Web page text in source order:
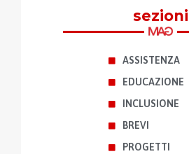
sezioni
ASSISTENZA
EDUCAZIONE
INCLUSIONE
BREVI
PROGETTI